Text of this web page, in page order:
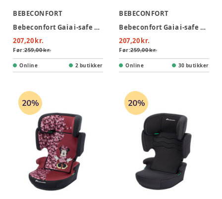
BEBECONFORT
Bebeconfort Gaia i-safe Selepude - Mineral Black
207,20 kr.
Før:259,00 kr.
Online 2 butikker
BEBECONFORT
Bebeconfort Gaia i-safe Selepude - Mineral Graphite
207,20 kr.
Før:259,00 kr.
Online 30 butikker